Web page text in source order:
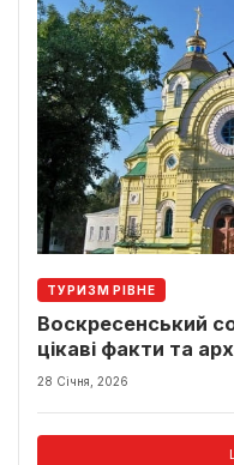
ТУРИЗМ РІВНЕ
Воскресенський
цікаві факти та
28 Січня, 2026